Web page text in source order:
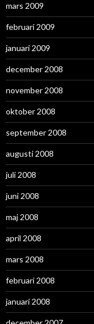
mars 2009
februari 2009
januari 2009
december 2008
november 2008
oktober 2008
september 2008
augusti 2008
juli 2008
juni 2008
maj 2008
april 2008
mars 2008
februari 2008
januari 2008